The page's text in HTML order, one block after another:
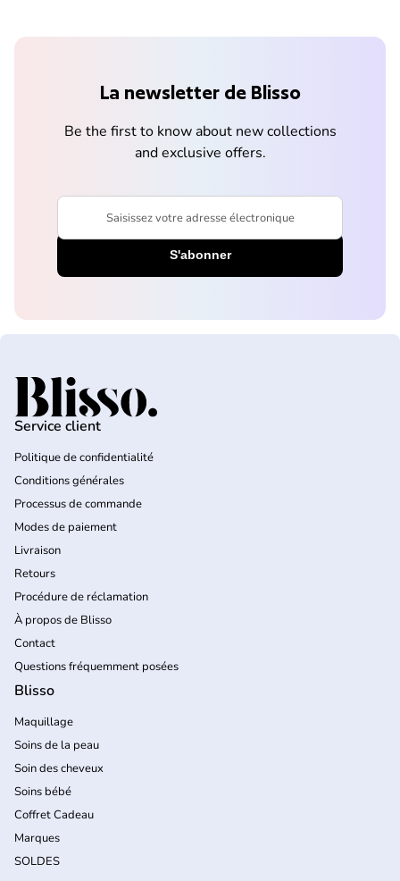
La newsletter de Blisso
Be the first to know about new collections
and exclusive offers.
Saisissez votre adresse électronique
Accueil
Service client
Politique de confidentialité
Conditions générales
Processus de commande
Modes de paiement
Livraison
Retours
Procédure de réclamation
À propos de Blisso
Contact
Questions fréquemment posées
Blisso
Maquillage
Soins de la peau
Soin des cheveux
Soins bébé
Coffret Cadeau
Marques
SOLDES